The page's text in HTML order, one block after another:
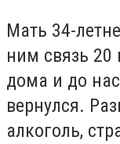
Мать 34-
ним связь
дома и до
вернулся.
алкоголь,